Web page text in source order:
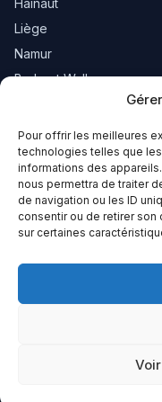
Pour offrir les meilleures
technologies telles que
informations des
nous permettra de traiter
de navigation ou les ID
consentir ou de retirer
sur certaines
Hainaut
Liège
Namur
Brabant Wallon
Newsletter
Recevez les nouveautés
Politique de